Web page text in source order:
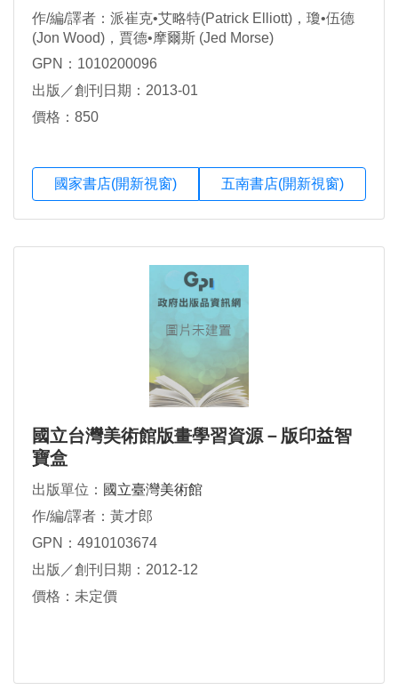
作/編/譯者：派崔克•艾略特(Patrick Elliott)，瓊•伍德
(Jon Wood)，賈德•摩爾斯 (Jed Morse)
GPN：1010200096
出版／創刊日期：2013-01
價格：850
國家書店(開新視窗) 五南書店(開新視窗)
國立台灣美術館版畫學習資源－版印益智
寶盒
出版單位： 國立臺灣美術館
作/編/譯者：黃才郎
GPN：4910103674
出版／創刊日期：2012-12
價格：未定價